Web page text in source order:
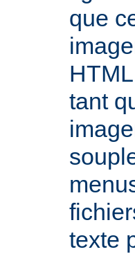
que
tant
texte